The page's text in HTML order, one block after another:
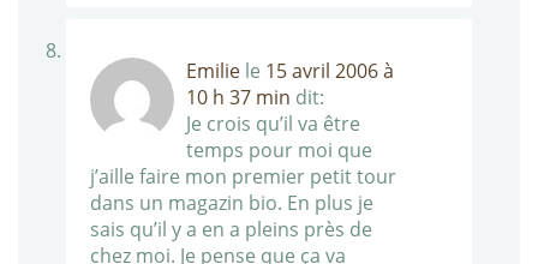
Emilie le 15 avril 2006 à
10 h 37 min dit:
Je crois qu’il va être
temps pour moi que
j’aille faire mon premier petit tour
dans un magazin bio. En plus je
sais qu’il y a en a pleins près de
chez moi. Je pense que ça va